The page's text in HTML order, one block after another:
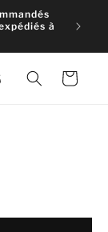
à
Panier